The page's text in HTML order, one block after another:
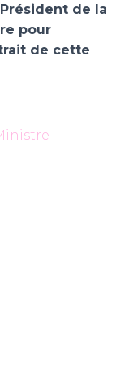
de la
pour
de cette